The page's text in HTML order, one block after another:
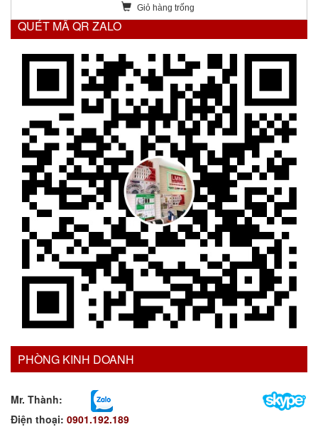
Giỏ hàng trống
QUÉT MÃ QR ZALO
PHÒNG KINH DOANH
Mr. Thành:
Điện thoại: 0901.192.189